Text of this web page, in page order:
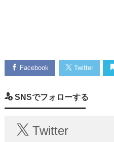
Facebook Twitter
SNSでフォローする
Twitter